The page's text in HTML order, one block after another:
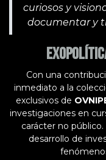
curiosos y
documentar y
Con una
inmediato a la
exclusivos de
investigaciones en
carácter no
desarrollo de